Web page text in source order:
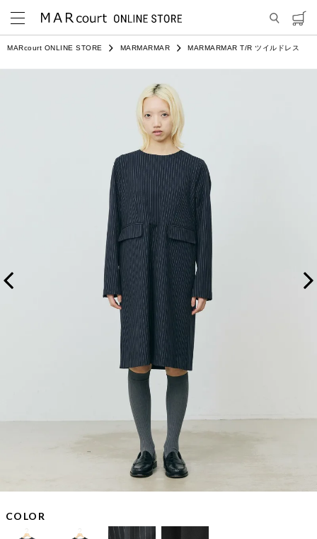
MARcourt ONLINE STORE MARMARMAR MARMARMAR T/R ツイルドレス
COLOR